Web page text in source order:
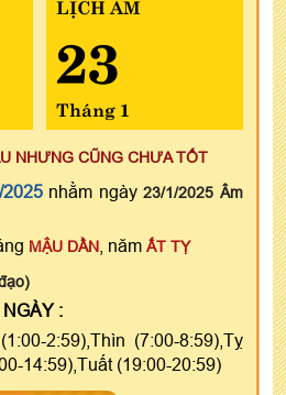
LỊCH ÂM
23
Tháng 1
NHƯNG CŨNG CHƯA TỐT
nhằm ngày23/1/2025 Âm
MẬU DẦN , năm ẤT TỴ
:
2:59),Thìn (7:00-8:59),Tỵ
14:59),Tuất (19:00-20:59)